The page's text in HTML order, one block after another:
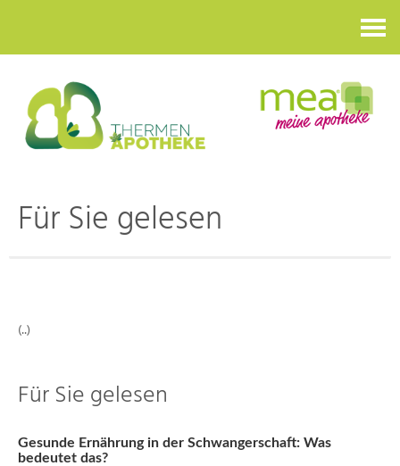
Für Sie gelesen
(..)
Für Sie gelesen
Gesunde Ernährung in der Schwangerschaft: Was
bedeutet das?